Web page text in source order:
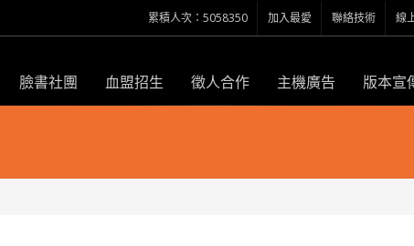
累積人次：5058350 加入最愛 聯絡技術 線
臉書社團 血盟招生 徵人合作 主機廣告 版本宣